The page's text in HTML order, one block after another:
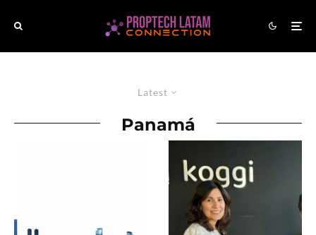
Latest
Panamá